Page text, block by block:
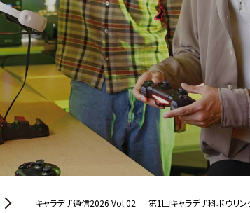
キャラデザ通信2026 Vol.02 「第1回キャラデザ科ボウリング